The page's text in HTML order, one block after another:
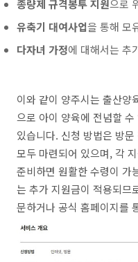
종량제 규격봉투 지원으로
유축기 대여사업을 통해 모
다자녀 가정에 대해서는 추
이와 같이 양주시는 출산양
으로 아이 양육에 전념할
있습니다. 신청 방법은 방
모두 마련되어 있으며, 각
준비하면 원활한 수령이 가
는 추가 지원금이 적용되므
문하거나 공식 홈페이지를